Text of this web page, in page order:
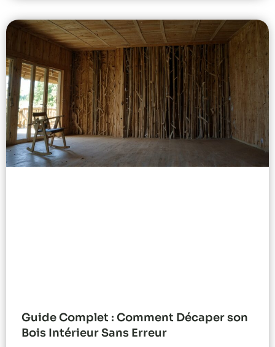
Guide Complet : Comment Décaper son
Bois Intérieur Sans Erreur